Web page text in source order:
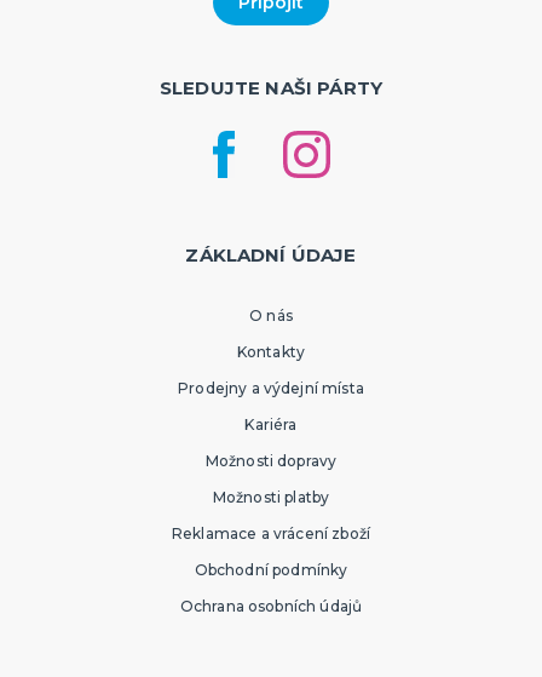
SLEDUJTE NAŠI PÁRTY
ZÁKLADNÍ ÚDAJE
O nás
Kontakty
Prodejny a výdejní místa
Kariéra
Možnosti dopravy
Možnosti platby
Reklamace a vrácení zboží
Obchodní podmínky
Ochrana osobních údajů